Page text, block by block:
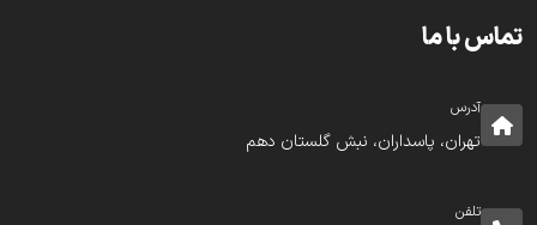
تماس با ما
آدرس
تهران، پاسداران، نبش گلستان دهم
تلفن